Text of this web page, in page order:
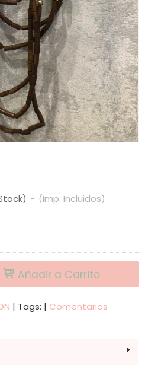
- (Imp. Incluidos)
Añadir a Carrito
| Tags: | Comentarios